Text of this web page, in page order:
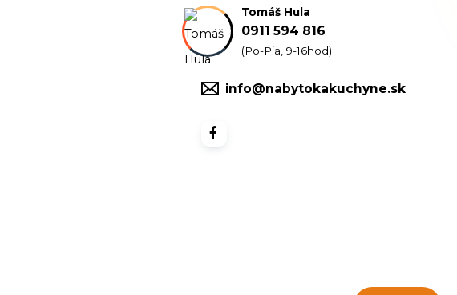
Tomáš Hula
0911 594 816
(Po-Pia, 9-16hod)
info@nabytokakuchyne.sk